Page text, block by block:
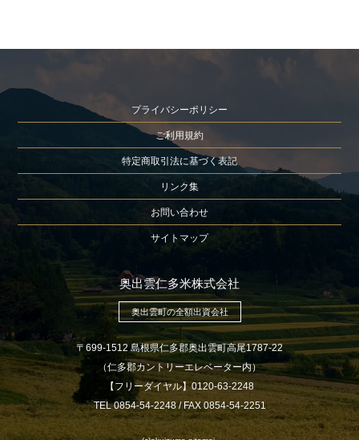
プライバシーポリシー
ご利用規約
特定商取引法に基づく表記
リンク集
お問い合わせ
サイトマップ
奥出雲仁多米株式会社
奥出雲町の全額出資会社
〒699-1512 島根県仁多郡奥出雲町高尾1787-22
（仁多郡カントリーエレベーター内）
【フリーダイヤル】0120-63-2248
TEL 0854-54-2248 / FAX 0854-54-2251